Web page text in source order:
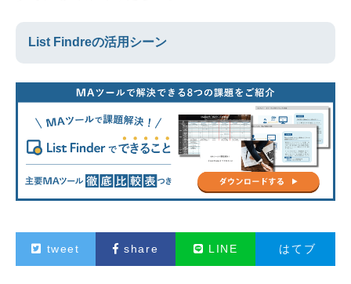
List Findreの活用シーン
tweet share LINE はてブ